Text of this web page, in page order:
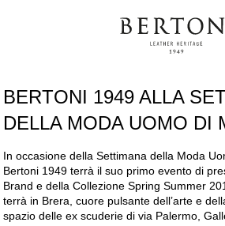
BERTONI 1949 ALLA
DELLA MODA UOMO DI
In occasione della Settimana della Moda
Bertoni 1949 terrà il suo primo evento di
Brand e della Collezione Spring Summer
terrà in Brera, cuore pulsante dell’arte e
spazio delle ex scuderie di via Palermo,